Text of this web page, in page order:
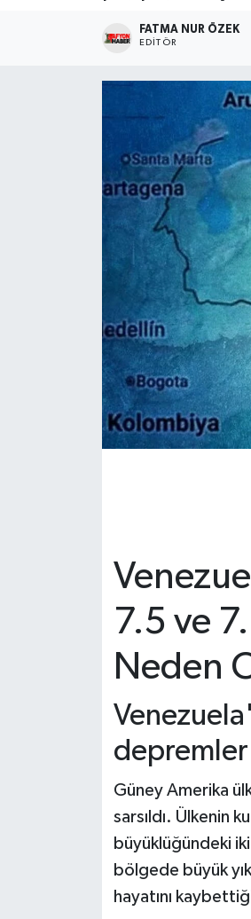
FATMA NUR ÖZEK
EDITÖR
7.5 ve
Neden
depremler
Güney Amerika
sarsıldı. Ülkenin
büyüklüğündeki
bölgede büyük
hayatını
Magazin